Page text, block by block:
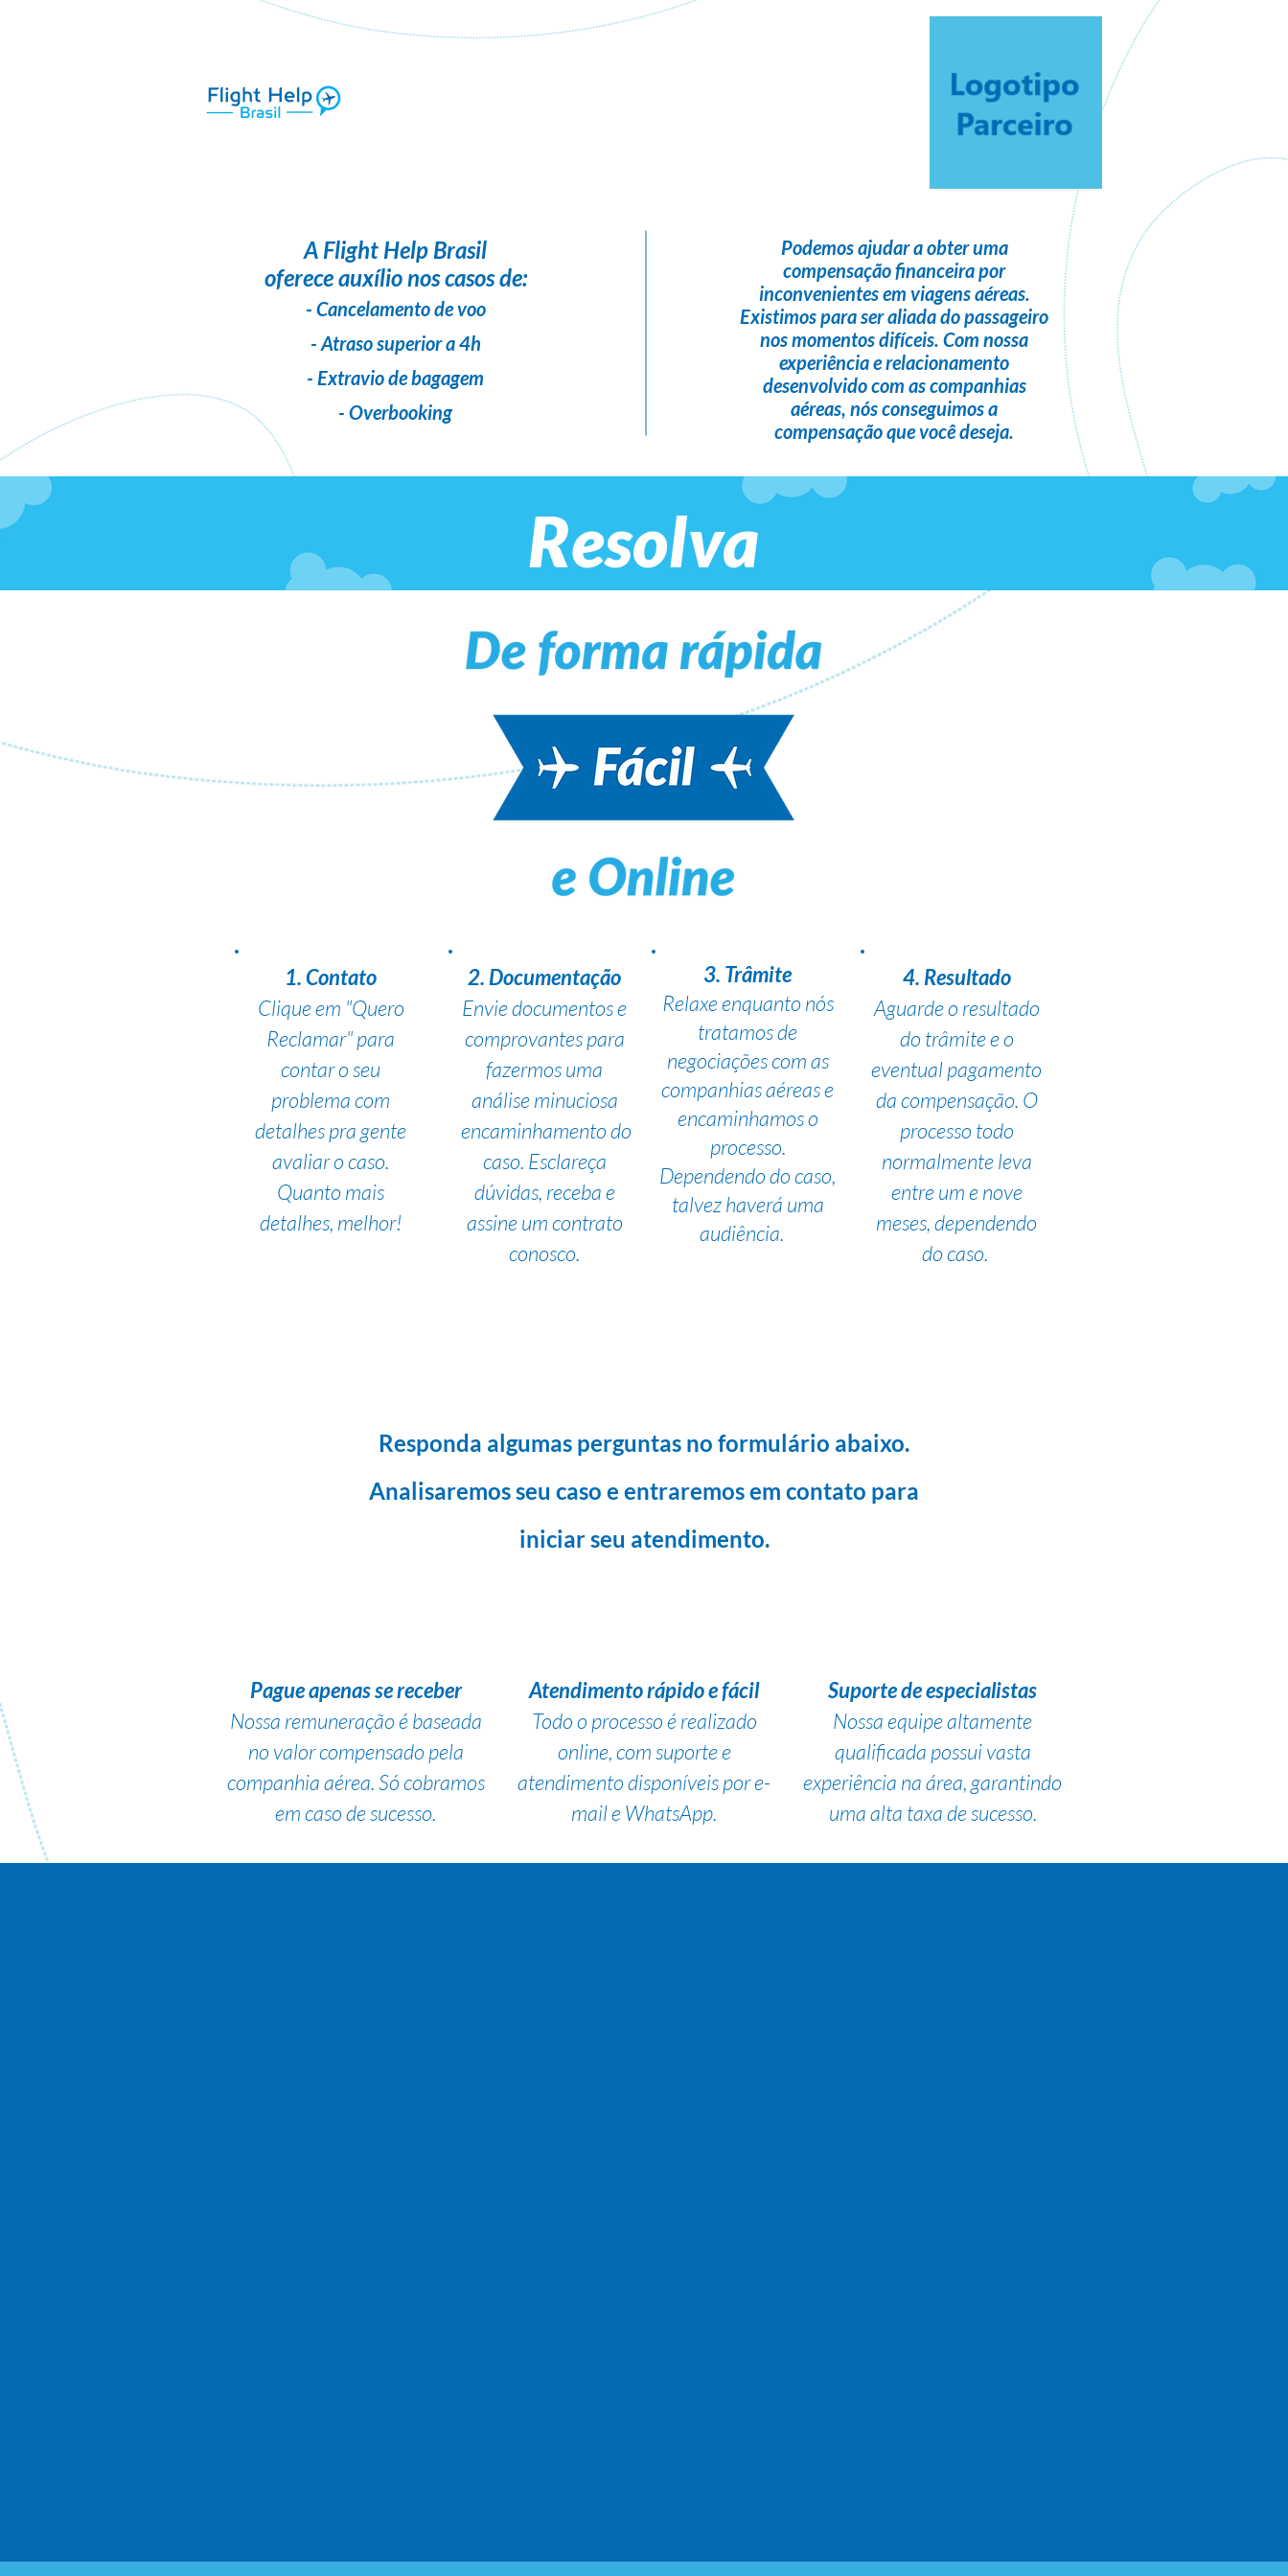
A Flight Help Brasil
oferece auxílio nos casos de:
- Cancelamento de voo
- Atraso superior a 4h
- Extravio de bagagem
- Overbooking
Podemos ajudar a obter uma
compensação financeirapor
inconvenientes em viagens aéreas.
Existimos para seraliada do passageiro
nos momentos difíceis. Com nossa
experiência e relacionamento
desenvolvido com as companhias
aéreas, nós conseguimos a
compensação que você deseja.
Resolva
1. Contato
Clique em "Quero
Reclamar" para
contar o seu
problema com
detalhes pra gente
avaliar o caso.
Quanto mais
detalhes, melhor!
2. Documentação
Envie documentos e
comprovantes para
fazermos uma
análise minuciosa
encaminhamento do
caso. Esclareça
dúvidas, receba e
assine um contrato
conosco.
3. Trâmite
Relaxe enquanto nós
tratamos de
negociações com as
companhias aéreas e
encaminhamos o
processo.
Dependendo do caso,
talvez haverá uma
audiência.
4. Resultado
Aguarde o resultado
do trâmite e o
eventual pagamento
da compensação. O
processo todo
normalmente leva
entre um e nove
meses, dependendo
do caso.
Responda algumas perguntas no formulário abaixo.
Analisaremos seu caso e entraremos em contato para
iniciar seu atendimento.
Pague apenas se receber
Nossa remuneração é baseada
no valor compensado pela
companhia aérea. Só cobramos
em caso de sucesso.
Atendimento rápido e fácil
Todo o processo é realizado
online, com suporte e
atendimento disponíveis por e-
mail e WhatsApp.
Suporte de especialistas
Nossa equipe altamente
qualificada possui vasta
experiência na área, garantindo
uma alta taxa de sucesso.